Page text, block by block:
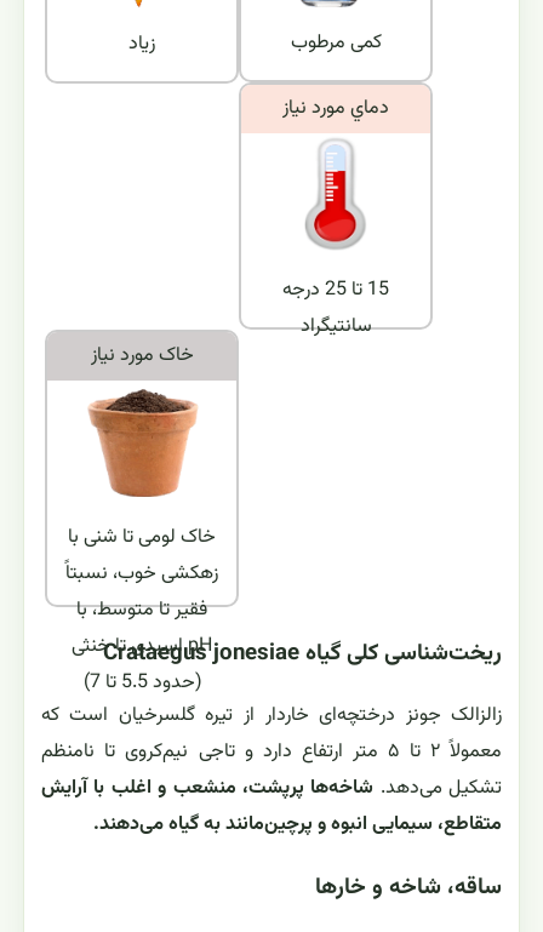
زیاد کمی مرطوب
دماي مورد نياز
15 تا 25 درجه
سانتیگراد
خاک مورد نياز
خاک لومی تا شنی با
زهکشی خوب، نسبتاً
فقیر تا متوسط، با
pH اسیدی تا خنثی
(حدود 5.5 تا 7)
ریخت‌شناسی کلی گیاه Crataegus jonesiae
زالزالک جونز درختچه‌ای خاردار از تیره گلسرخیان است که
معمولاً ۲ تا ۵ متر ارتفاع دارد و تاجی نیم‌کروی تا نامنظم
تشکیل می‌دهد. شاخه‌ها پرپشت، منشعب و اغلب با آرایش
متقاطع، سیمایی انبوه و پرچین‌مانند به گیاه می‌دهند.
ساقه، شاخه و خارها